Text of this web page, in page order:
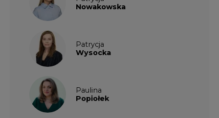
Nowakowska
Patrycja
Wysocka
Paulina
Popiołek